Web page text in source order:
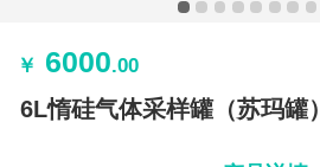
￥ 6000.00
6L惰硅气体采样罐（苏玛罐）